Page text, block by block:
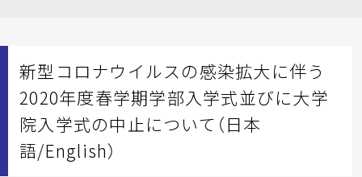
新型コロナウイルスの感染拡大に伴う
2020年度春学期学部入学式並びに大学
院入学式の中止について（日本
語/English）